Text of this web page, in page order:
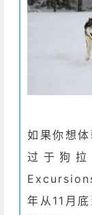
如果你想
过于狗
年从11月